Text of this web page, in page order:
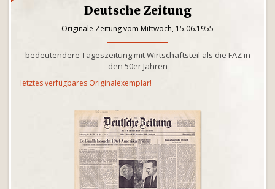
Deutsche Zeitung
Originale Zeitung vom Mittwoch, 15.06.1955
bedeutendere Tageszeitung mit Wirtschaftsteil als die FAZ in
den 50er Jahren
letztes verfügbares Originalexemplar!